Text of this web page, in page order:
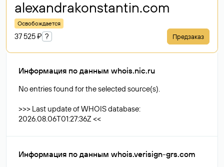
alexandrakonstantin.com
Освобождается
37 525 ₽ ? Предзаказ
Информация по данным whois.nic.ru
No entries found for the selected source(s).
>>> Last update of WHOIS database:
2026.08.06T01:27:36Z <<
Информация по данным whois.verisign-grs.com